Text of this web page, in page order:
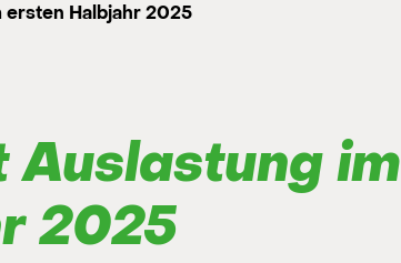
Halbjahr 2025
im
2025